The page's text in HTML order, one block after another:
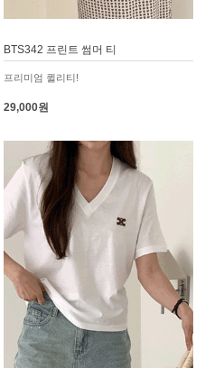
BTS342 프린트 썸머 티
프리미엄 퀼리티!
29,000원